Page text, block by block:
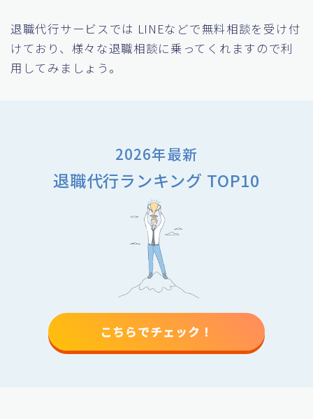
退職代行サービスでは LINEなどで無料相談を受け付
けており、様々な退職相談に乗ってくれますので利
用してみましょう。
2026年最新
退職代行ランキング TOP10
こちらでチェック！